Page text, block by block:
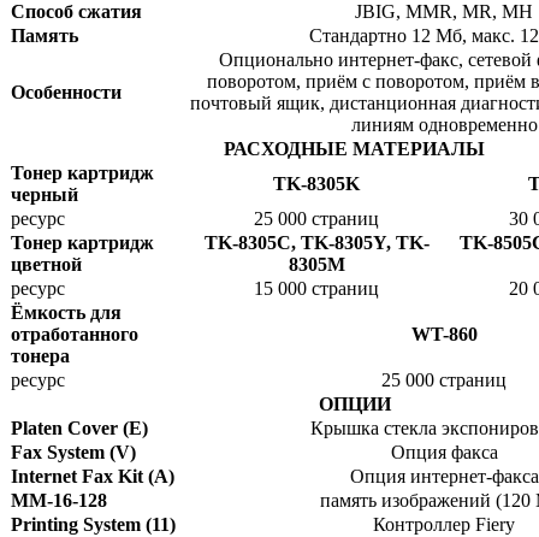
Способ сжатия
JBIG, MMR, MR, MH
Память
Стандартно 12 Мб, макс.
Особенности
Опционально интернет-факс, сетевой
поворотом, приём с поворотом, приём
почтовый ящик, дистанционная
линиям одновременно
РАСХОДНЫЕ МАТЕРИАЛЫ
Тонер картридж
черный
TK-8305K
ресурс
25 000 страниц
30
Тонер картридж
цветной
TK-8305C, TK-8305Y, TK-
8305M
TK-
ресурс 15 000 страниц
20
Ёмкость для
отработанного
тонера
WT-860
ресурс
25 000 страниц
ОПЦИИ
Platen Cover (E)
Крышка стекла
Fax System (V)
Опция факса
Internet Fax Kit (A)
Опция интернет-факса
MM-16-128
память изображений
Printing System (11)
Контроллер Fiery